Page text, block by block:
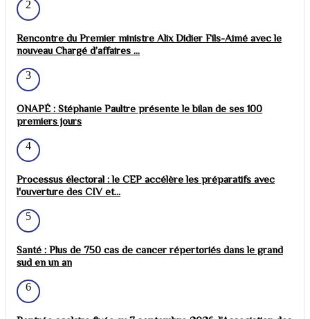
2
Rencontre du Premier ministre Alix Didier Fils-Aimé avec le
nouveau Chargé d’affaires ...
3
ONAPÉ : Stéphanie Paultre présente le bilan de ses 100
premiers jours
4
Processus électoral : le CEP accélère les préparatifs avec
l'ouverture des CIV et...
5
Santé : Plus de 750 cas de cancer répertoriés dans le grand
sud en un an
6